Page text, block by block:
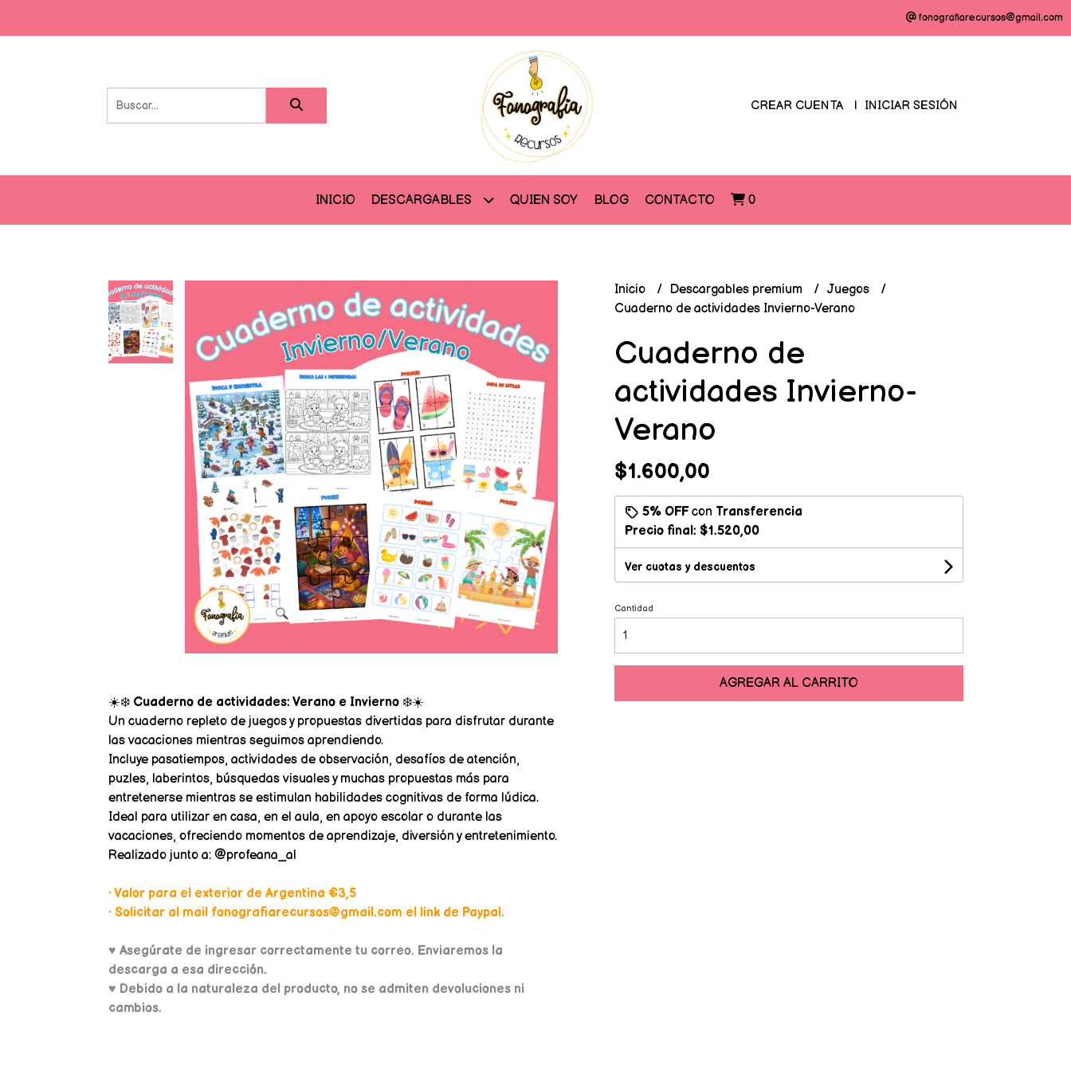
fonografiarecursos@gmail.com
CREAR CUENTA INICIAR SESIÓN
INICIO DESCARGABLES QUIEN SOY BLOG CONTACTO 0
☀️❄️ Cuaderno de actividades: Verano e Invierno❄️☀️
Un cuaderno repleto de juegos y propuestas divertidas para disfrutar durante
las vacaciones mientras seguimos aprendiendo.
Incluye pasatiempos, actividades de observación, desafíos de atención,
puzles, laberintos, búsquedas visuales y muchas propuestas más para
entretenerse mientras se estimulan habilidades cognitivas de forma lúdica.
Ideal para utilizar en casa, en el aula, en apoyo escolar o durante las
vacaciones, ofreciendo momentos de aprendizaje, diversión y entretenimiento.
Realizado junto a: @profeana_al
• Valor para el exterior de Argentina €3,5
• Solicitar al mail fonografiarecursos@gmail.com el link de Paypal.
♥ Asegúrate de ingresar correctamente tu correo. Enviaremos la
descarga a esa dirección.
♥ Debido a la naturaleza del producto, no se admiten devoluciones ni
cambios.
Inicio Descargables premium
Juegos
Cuaderno de actividades Invierno-Verano
Cuaderno de
actividades Invierno-
Verano
$1.600,00
5% OFFcon Transferencia
Precio final: $1.520,00
Ver cuotas y descuentos
Cantidad
AGREGAR AL CARRITO